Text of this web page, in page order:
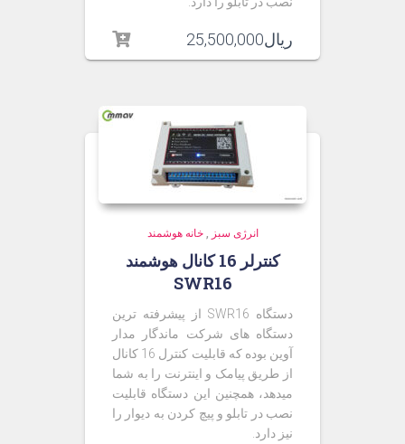
ریال25,500,000
انرژی سبز ,خانه هوشمند
کنترلر 16 کانال هوشمند
SWR16
دستگاه SWR16 از پیشرفته ترین
دستگاه های شرکت ماندگار مدار
آوین بوده که قابلیت کنترل 16 کانال
از طریق پیامک و اینترنت را به شما
میدهد، همچنین این دستگاه قابلیت
نصب در تابلو و پیچ کردن به دیوار را
نیز دارد.